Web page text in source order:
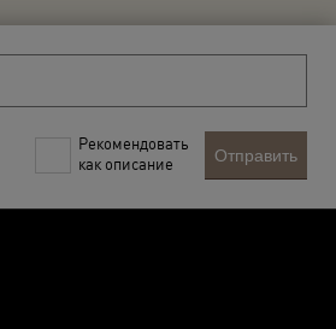
Рекомендовать
как описание
Отправить